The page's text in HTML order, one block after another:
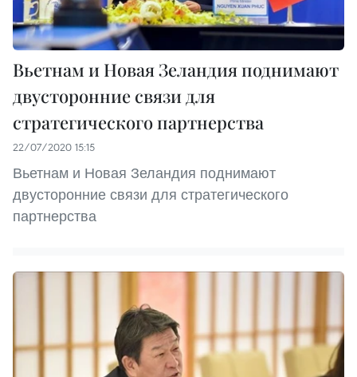
Вьетнам и Новая Зеландия поднимают
двусторонние связи для
стратегического партнерства
22/07/2020 15:15
Вьетнам и Новая Зеландия поднимают
двусторонние связи для стратегического
партнерства